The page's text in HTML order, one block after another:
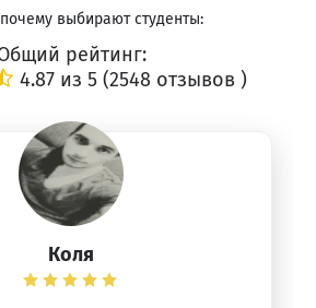
выбирают студенты:
рейтинг:
4.87 из 5 (2548 отзывов )
Коля